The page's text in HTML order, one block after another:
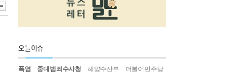
오늘이슈
폭염 중대범죄수사청 해양수산부
더불어민주당